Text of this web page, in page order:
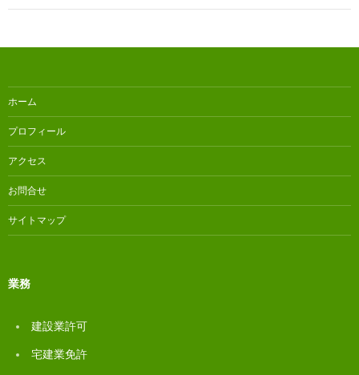
ー
ョ
ン
ホーム
プロフィール
アクセス
お問合せ
サイトマップ
業務
建設業許可
宅建業免許